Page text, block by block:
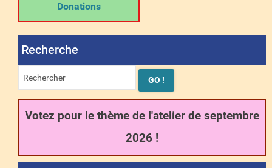
Donations
Recherche
Votez pour le thème de l'atelier de septembre
2026 !